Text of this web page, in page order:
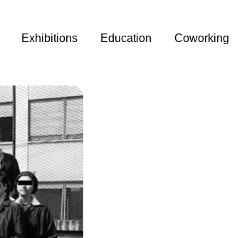
Exhibitions Education Coworking